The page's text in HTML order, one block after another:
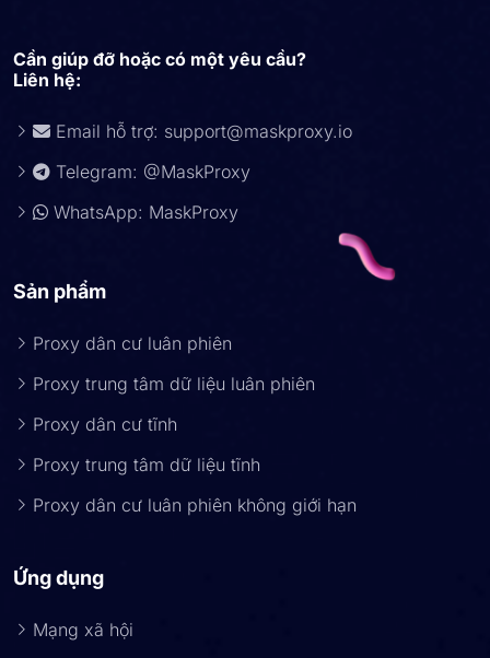
Cần giúp đỡ hoặc có một yêu cầu?
Liên hệ:
Email hỗ trợ: support@maskproxy.io
Telegram: @MaskProxy
WhatsApp: MaskProxy
Sản phẩm
Proxy dân cư luân phiên
Proxy trung tâm dữ liệu luân phiên
Proxy dân cư tĩnh
Proxy trung tâm dữ liệu tĩnh
Proxy dân cư luân phiên không giới hạn
Ứng dụng
Mạng xã hội